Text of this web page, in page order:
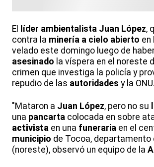
El líder ambientalista Juan López,
contra la minería a cielo abierto en
velado este domingo luego de
asesinado la víspera en el noreste
crimen que investiga la policía y
repudio de las autoridades y la ONU.
"Mataron a Juan López, pero no su
una pancarta colocada en sobre
activista en una funeraria en el
municipio de Tocoa, departamento
(noreste), observó un equipo de la